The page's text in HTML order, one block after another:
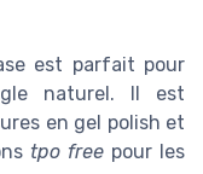
est parfait pour
naturel. Il est
en gel polish et
tpo freepour les